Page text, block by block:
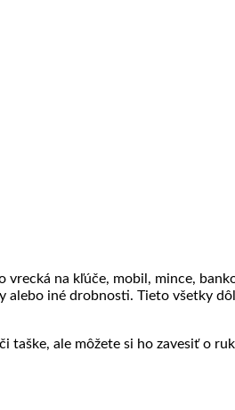
na kľúče, mobil, mince,
alebo iné drobnosti. Tieto všetky
taške, ale môžete si ho zavesiť o